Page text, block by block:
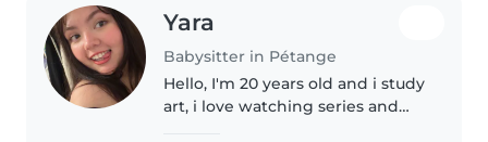
Yara
Babysitter in Pétange
Hello, I'm 20 years old and i study
art, i love watching series and